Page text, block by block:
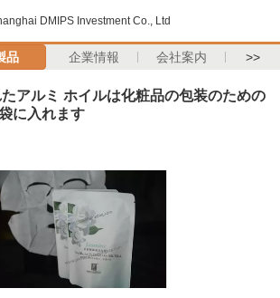
DMIPS Investment Co., Ltd
品 企業情報 会社案内 >>
アルミ ホイルは化粧品の包装のための
に入れます